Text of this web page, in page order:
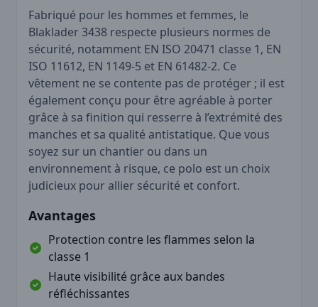
Fabriqué pour les hommes et femmes, le
Blaklader 3438 respecte plusieurs normes de
sécurité, notamment EN ISO 20471 classe 1, EN
ISO 11612, EN 1149-5 et EN 61482-2. Ce
vêtement ne se contente pas de protéger ; il est
également conçu pour être agréable à porter
grâce à sa finition qui resserre à l’extrémité des
manches et sa qualité antistatique. Que vous
soyez sur un chantier ou dans un
environnement à risque, ce polo est un choix
judicieux pour allier sécurité et confort.
Avantages
Protection contre les flammes selon la
classe 1
Haute visibilité grâce aux bandes
réfléchissantes